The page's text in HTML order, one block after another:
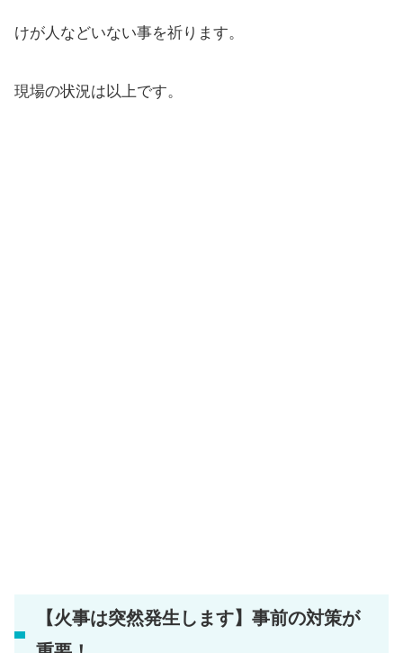
けが人などいない事を祈ります。
現場の状況は以上です。
【火事は突然発生します】事前の対策が